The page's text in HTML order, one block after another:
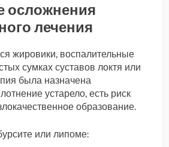
осложнения
лечения
жировики, воспалительные
сумках суставов локтя или
была назначена
устарело, есть риск
образование.
или липоме: